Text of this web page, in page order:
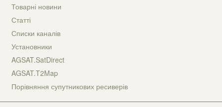
Товарні новини
Статті
Списки каналів
Установники
AGSAT.SatDirect
AGSAT.T2Map
Порівняння супутникових ресиверів